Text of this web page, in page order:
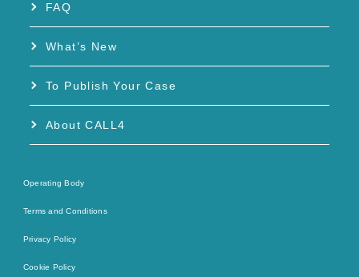
FAQ
What’s New
To Publish Your Case
About CALL4
Operating Body
Terms and Conditions
Privacy Policy
Cookie Policy